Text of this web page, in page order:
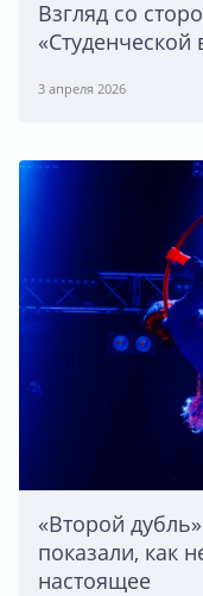
Взгляд со
«Студенческой
3 апреля 2026
«Второй
показали, как
настоящее